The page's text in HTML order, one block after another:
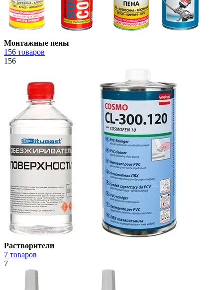
Монтажные пены
156 товаров
156
Растворители
7 товаров
7